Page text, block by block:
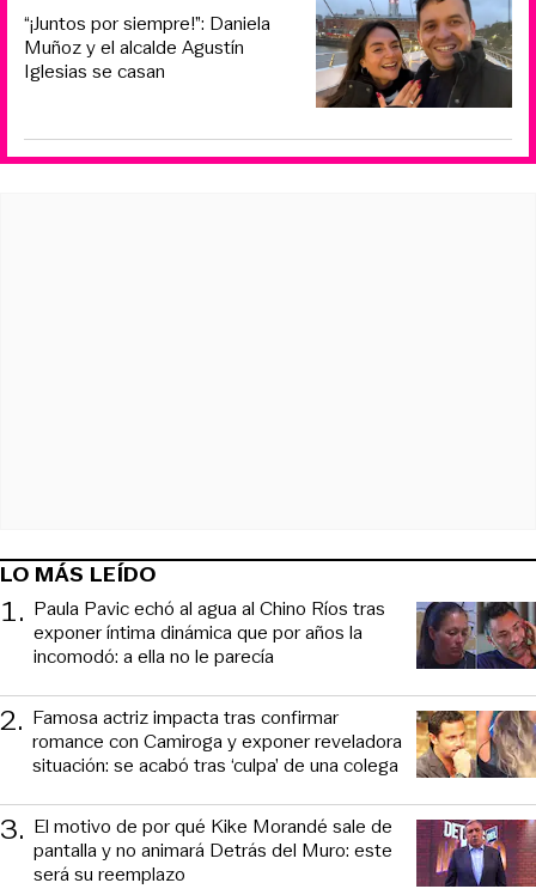
“¡Juntos por siempre!”: Daniela
Muñoz y el alcalde Agustín
Iglesias se casan
LO MÁS LEÍDO
1. Paula Pavic echó al agua al Chino Ríos tras
exponer íntima dinámica que por años la
incomodó: a ella no le parecía
2. Famosa actriz impacta tras confirmar
romance con Camiroga y exponer reveladora
situación: se acabó tras ‘culpa’ de una colega
3. El motivo de por qué Kike Morandé sale de
pantalla y no animará Detrás del Muro: este
será su reemplazo